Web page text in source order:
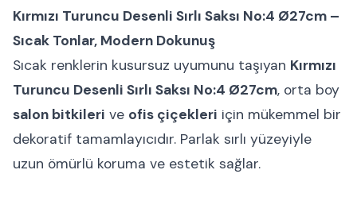
Kırmızı Turuncu Desenli Sırlı Saksı No:4 Ø27cm –
Sıcak Tonlar, Modern Dokunuş
Sıcak renklerin kusursuz uyumunu taşıyan Kırmızı
Turuncu Desenli Sırlı Saksı No:4 Ø27cm, orta boy
salon bitkileri ve ofis çiçekleri için mükemmel bir
dekoratif tamamlayıcıdır. Parlak sırlı yüzeyiyle
uzun ömürlü koruma ve estetik sağlar.